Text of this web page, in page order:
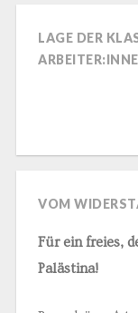
LAGE DER
VOM
Für ein freies,
Palästina!